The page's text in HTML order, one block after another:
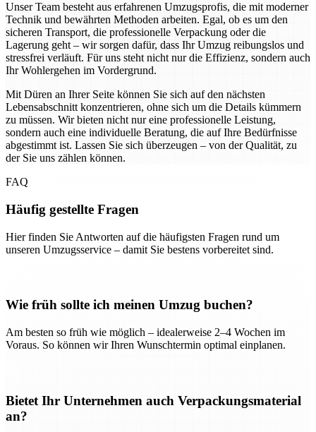
Unser Team besteht aus erfahrenen Umzugsprofis, die mit moderner
Technik und bewährten Methoden arbeiten. Egal, ob es um den
sicheren Transport, die professionelle Verpackung oder die
Lagerung geht – wir sorgen dafür, dass Ihr Umzug reibungslos und
stressfrei verläuft. Für uns steht nicht nur die Effizienz, sondern auch
Ihr Wohlergehen im Vordergrund.
Mit Düren an Ihrer Seite können Sie sich auf den nächsten
Lebensabschnitt konzentrieren, ohne sich um die Details kümmern
zu müssen. Wir bieten nicht nur eine professionelle Leistung,
sondern auch eine individuelle Beratung, die auf Ihre Bedürfnisse
abgestimmt ist. Lassen Sie sich überzeugen – von der Qualität, zu
der Sie uns zählen können.
FAQ
Häufig gestellte Fragen
Hier finden Sie Antworten auf die häufigsten Fragen rund um
unseren Umzugsservice – damit Sie bestens vorbereitet sind.
Wie früh sollte ich meinen Umzug buchen?
Am besten so früh wie möglich – idealerweise 2–4 Wochen im
Voraus. So können wir Ihren Wunschtermin optimal einplanen.
Bietet Ihr Unternehmen auch Verpackungsmaterial
an?